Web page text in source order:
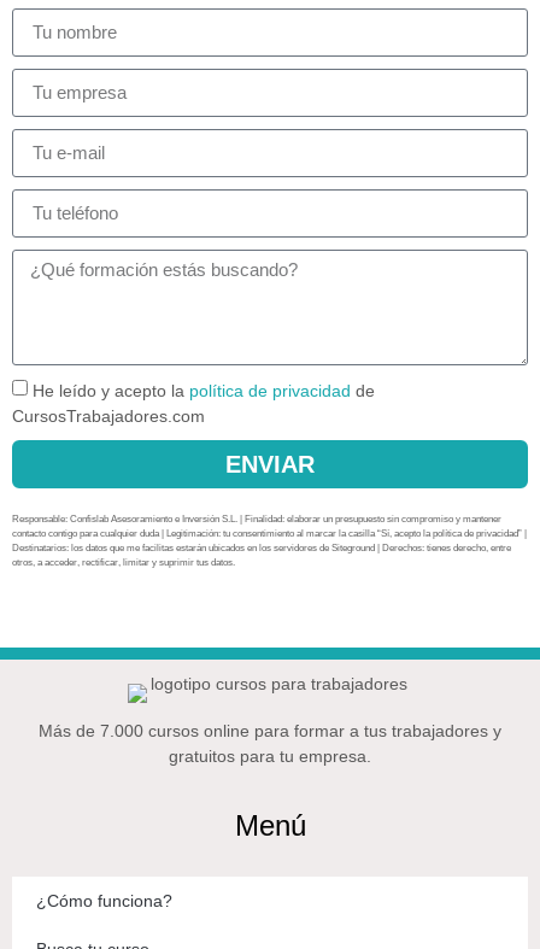
He leído y acepto la política de privacidad de
CursosTrabajadores.com
ENVIAR
Responsable: Confislab Asesoramiento e Inversión S.L. | Finalidad: elaborar un presupuesto sin compromiso y mantener
contacto contigo para cualquier duda | Legitimación: tu consentimiento al marcar la casilla “Sí, acepto la política de privacidad” |
Destinatarios: los datos que me facilitas estarán ubicados en los servidores de Siteground | Derechos: tienes derecho, entre
otros, a acceder, rectificar, limitar y suprimir tus datos.
Más de 7.000 cursos online para formar a tus trabajadores y
gratuitos para tu empresa.
Menú
¿Cómo funciona?